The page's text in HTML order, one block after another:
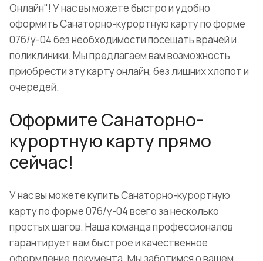
Онлайн"! У нас вы можете быстро и удобно
оформить Санаторно-курортную карту по форме
076/у-04 без необходимости посещать врачей и
поликлиники. Мы предлагаем вам возможность
приобрести эту карту онлайн, без лишних хлопот и
очередей.
Оформите Санаторно-
курортную карту прямо
сейчас!
У нас вы можете купить Санаторно-курортную
карту по форме 076/у-04 всего за несколько
простых шагов. Наша команда профессионалов
гарантирует вам быстрое и качественное
оформление документа. Мы заботимся о вашем